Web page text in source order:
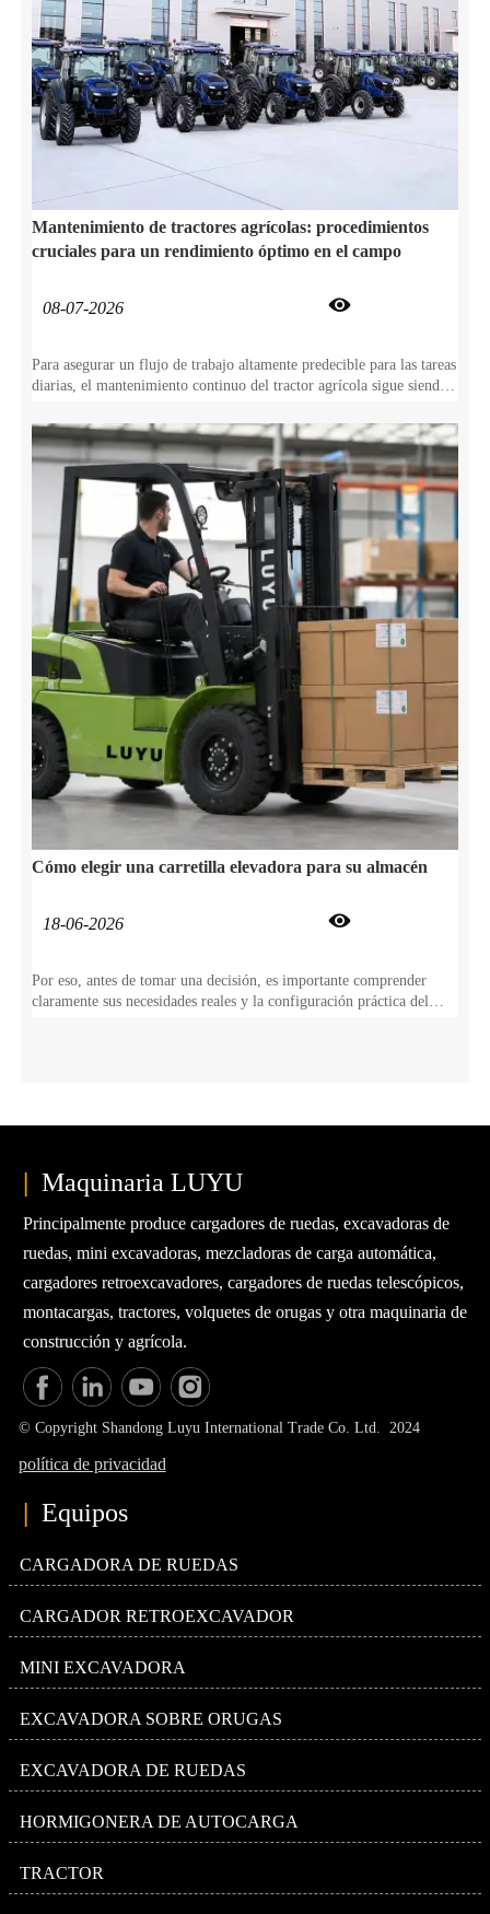
Mantenimiento de tractores agrícolas: procedimientos
cruciales para un rendimiento óptimo en el campo
08-07-2026 
Para asegurar un flujo de trabajo altamente predecible para las tareas
diarias, el mantenimiento continuo del tractor agrícola sigue siendo
desgaste repentino de los componentes, sino que también protege
directamente su tractor agrícola durante años de servicio confiable
en el campo.
Cómo elegir una carretilla elevadora para su almacén
18-06-2026 
Por eso, antes de tomar una decisión, es importante comprender
claramente sus necesidades reales y la configuración práctica del
| Maquinaria LUYU
Principalmente produce cargadores de ruedas, excavadoras de
ruedas, mini excavadoras, mezcladoras de carga automática,
cargadores retroexcavadores, cargadores de ruedas telescópicos,
montacargas, tractores, volquetes de orugas y otra maquinaria de
construcción y agrícola.
© Copyright Shandong Luyu International Trade Co. Ltd. 2024
política de privacidad
Equipos
CARGADORA DE RUEDAS
CARGADOR RETROEXCAVADOR
MINI EXCAVADORA
EXCAVADORA SOBRE ORUGAS
EXCAVADORA DE RUEDAS
HORMIGONERA DE AUTOCARGA
TRACTOR